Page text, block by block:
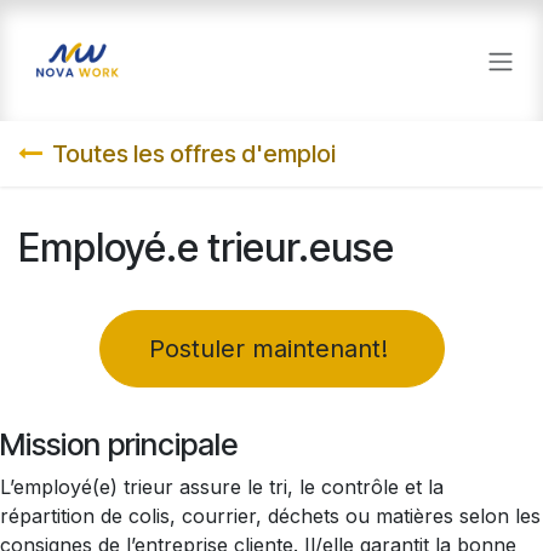
Toutes les offres d'emploi
Employé.e trieur.euse
​Postuler maintenant!
Mission principale
L’employé(e) trieur assure le tri, le contrôle et la
répartition de colis, courrier, déchets ou matières selon les
consignes de l’entreprise cliente. Il/elle garantit la bonne